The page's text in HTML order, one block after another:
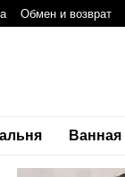
Обмен и возврат
Ванная